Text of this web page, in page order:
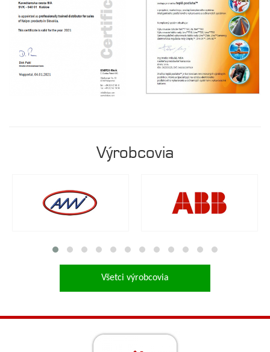
Výrobcovia
Všetci výrobcovia